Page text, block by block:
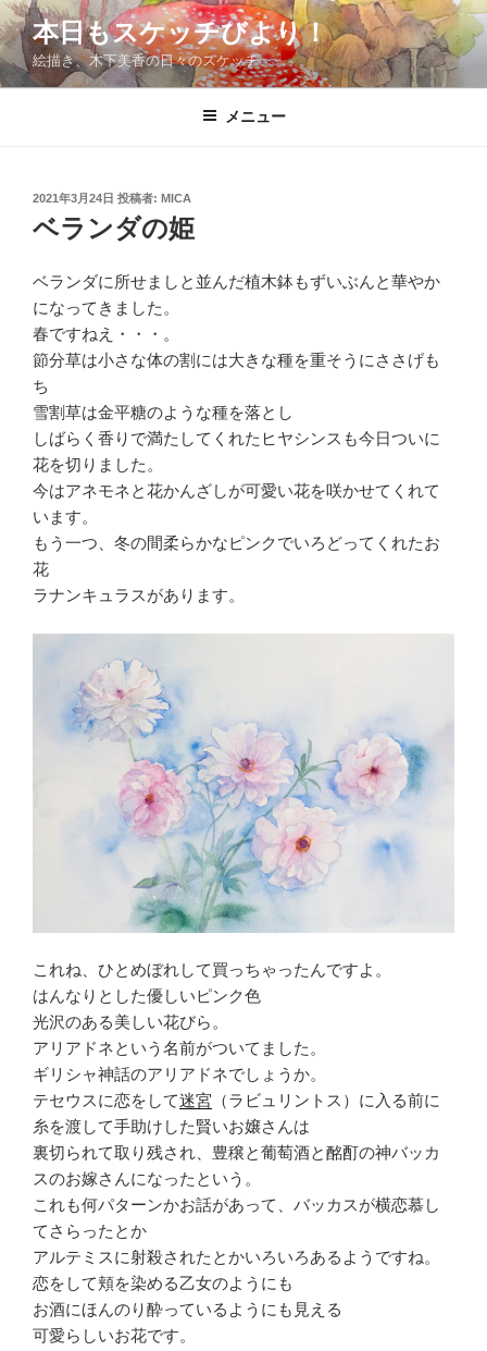
コ
ン
テ
ン
本日もスケッチびより！
絵描き、木下美香の日々のスケッチ
メニュー
投
日:
2021年3月24日 投稿者: MICA
ベランダの姫
ベランダに所せましと並んだ植木鉢もずいぶんと華やか
になってきました。
春ですねえ・・・。
節分草は小さな体の割には大きな種を重そうにささげも
ち
雪割草は金平糖のような種を落とし
しばらく香りで満たしてくれたヒヤシンスも今日ついに
花を切りました。
今はアネモネと花かんざしが可愛い花を咲かせてくれて
います。
もう一つ、冬の間柔らかなピンクでいろどってくれたお
花
ラナンキュラスがあります。
これね、ひとめぼれして買っちゃったんですよ。
はんなりとした優しいピンク色
光沢のある美しい花びら。
アリアドネという名前がついてました。
ギリシャ神話のアリアドネでしょうか。
テセウスに恋をして迷宮 （ラビュリントス）に入る前に
糸を渡して手助けした賢いお嬢さんは
裏切られて取り残され、豊穣と葡萄酒と酩酊の神バッカ
スのお嫁さんになったという。
これも何パターンかお話があって、バッカスが横恋慕し
てさらったとか
アルテミスに射殺されたとかいろいろあるようですね。
恋をして頬を染める乙女のようにも
お酒にほんのり酔っているようにも見える
可愛らしいお花です。